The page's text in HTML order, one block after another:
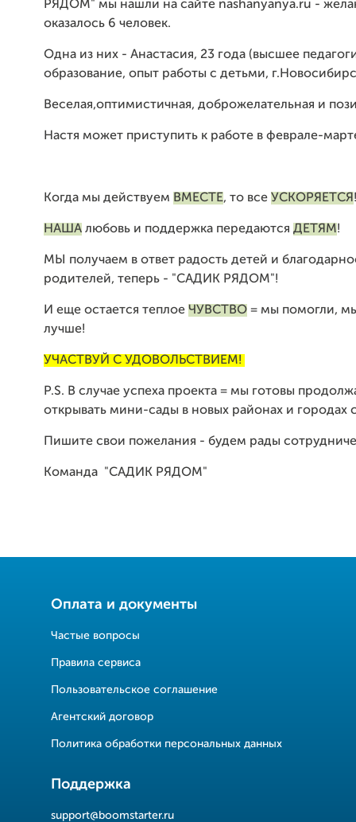
РЯДОМ" мы нашли на сайте nashanyanya.ru -
оказалось 6 человек.
Одна из них - Анастасия, 23 года (высшее
образование, опыт работы с детьми,
Веселая,оптимистичная, доброжелательная и
Настя может приступить к работе в феврале-
Когда мы действуем ВМЕСТЕ, то все УСКОРЯЕТСЯ !
НАША любовь и поддержка передаются ДЕТЯМ!
МЫ получаем в ответ радость детей и
родителей, теперь - "САДИК РЯДОМ"!
И еще остается теплое Ч УВСТВО = мы помогли,
лучше!
УЧАСТВУЙ С УДОВОЛЬСТВИЕМ!
P.S. В случае успеха проекта = мы готовы
открывать мини-сады в новых районах и городах
Пишите свои пожелания - будем рады
Команда "САДИК РЯДОМ"
Оплата и документы
Частые вопросы
Правила сервиса
Пользовательское соглашение
Агентский договор
Политика обработки персональных данных
Поддержка
support@boomstarter.ru